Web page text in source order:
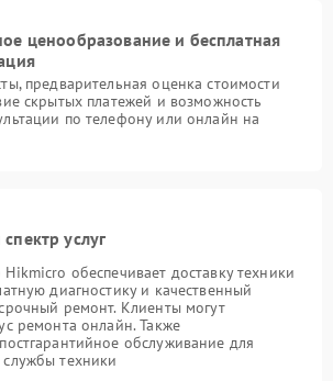
ценообразование и бесплатная
предварительная оценка стоимости
скрытых платежей и возможность
по телефону или онлайн на
услуг
обеспечивает доставку техники
диагностику и качественный
ремонт. Клиенты могут
ремонта онлайн. Также
обслуживание для
техники